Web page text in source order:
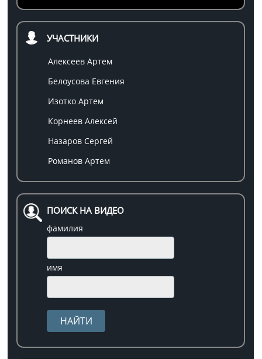
УЧАСТНИКИ
Алексеев Артем
Белоусова Евгения
Изотко Артем
Корнеев Алексей
Назаров Сергей
Романов Артем
ПОИСК НА ВИДЕО
фамилия
имя